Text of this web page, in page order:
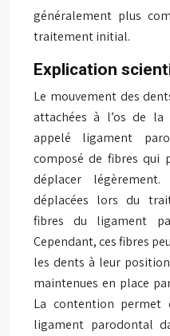
généralement plus
traitement initial.
Explication
Le mouvement des
attachées à l’os de
appelé ligament
composé de fibres qui
déplacer
déplacées lors du
fibres du ligament
Cependant, ces fibres
les dents à leur
maintenues en place
La contention
ligament parodontal